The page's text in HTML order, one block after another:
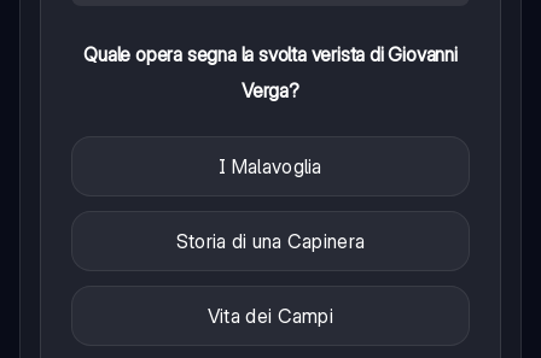
Quale opera segna la svolta verista di Giovanni
Verga?
I Malavoglia
Storia di una Capinera
Vita dei Campi